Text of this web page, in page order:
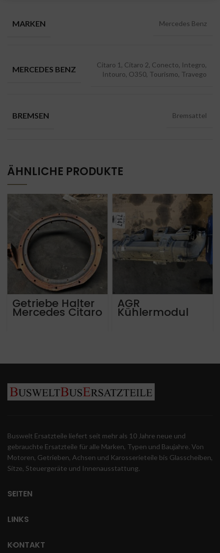
MARKEN Mercedes Benz
MERCEDES BENZ
Citaro 1, Citaro 2, Conecto, Integro,
Intouro, O350, Tourismo, Travego
BREMSEN Bremsattel
ÄHNLICHE PRODUKTE
Getriebe Halter
Mercedes Citaro
OM457hla &
AGR
Kühlermodul
Mercedes Benz
Buswelt Ersatzteile liefert seit mehr als 10 Jahre neue und
gebrauchte Ersatzteile für alle Marken, Typen und Baujahre. Von
Motoren, Getrieben, Achsen und Karosserieteile bis Glasscheiben,
Sitze, Steuergeräte und Innenausstattung.
SEITEN
LINKS
KONTAKT